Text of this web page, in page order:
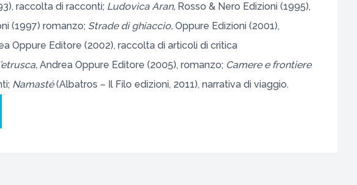
raccolta di racconti; Ludovica Aran, Rosso & Nero Edizioni (1995),
(1997) romanzo; Strade di ghiaccio, Oppure Edizioni (2001),
Oppure Editore (2002), raccolta di articoli di critica
Andrea Oppure Editore (2005), romanzo; Camere e frontiere
Namasté(Albatros – Il Filo edizioni, 2011), narrativa di viaggio.